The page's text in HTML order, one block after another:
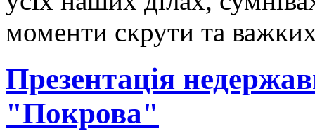
моменти скрути та
Презентація
"Покрова"